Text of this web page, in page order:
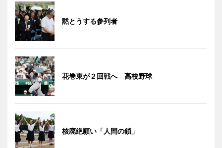
黙とうする参列者
花巻東が２回戦へ 高校野球
核廃絶願い「人間の鎖」